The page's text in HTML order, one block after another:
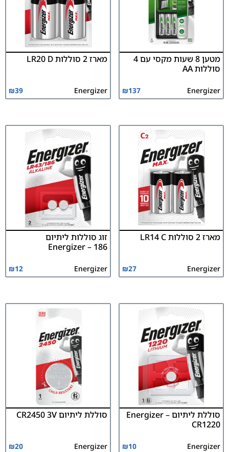
מטען 8 שעות מקסי עם 4
סוללות AA
Energizer
₪137
מארז 2 סוללות LR20 D
Energizer
₪39
מארז 2 סוללות LR14 C
Energizer
₪27
זוג סוללות ליתיום
Energizer – 186
Energizer
₪12
סוללת ליתיום Energizer –
CR1220
Energizer
₪10
סוללת ליתיום CR2450 3V
Energizer
₪20